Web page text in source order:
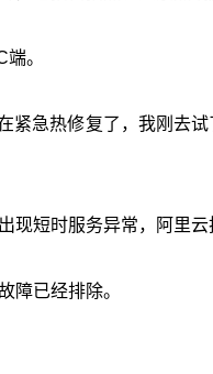
。
紧急热修复了，我刚去
短时服务异常，阿里云
障已经排除。